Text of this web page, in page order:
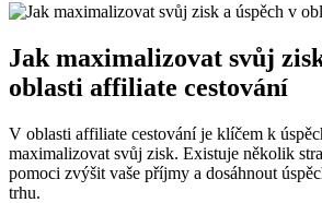
Jak maximalizovat svůj
oblasti affiliate cestování
V oblasti affiliate cestování je klíčem k
maximalizovat svůj zisk. Existuje několik
pomoci zvýšit vaše příjmy a dosáhnout
trhu.